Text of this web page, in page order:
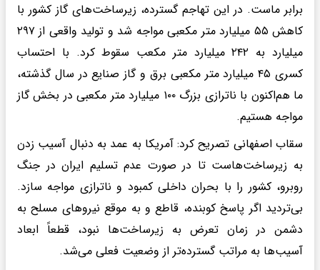
برابر ماست. در این تهاجم گسترده، زیرساخت‌های گاز کشور با
کاهش ۵۵ میلیارد متر مکعبی مواجه شد و تولید واقعی از ۲۹۷
میلیارد به ۲۴۲ میلیارد متر مکعب سقوط کرد. با احتساب
کسری ۴۵ میلیارد متر مکعبی برق و گاز صنایع در سال گذشته،
ما هم‌اکنون با ناترازی بزرگ ۱۰۰ میلیارد متر مکعبی در بخش گاز
مواجه هستیم.
سقاب اصفهانی تصریح کرد: آمریکا به عمد به دنبال آسیب زدن
به زیرساخت‌هاست تا در صورت عدم تسلیم ایران در جنگ
روبرو، کشور را با بحران داخلی کمبود و ناترازی مواجه سازد.
بی‌تردید اگر پاسخ کوبنده، قاطع و به موقع نیروهای مسلح به
دشمن در زمان تعرض به زیرساخت‌ها نبود، قطعاً ابعاد
آسیب‌ها به مراتب گسترده‌تر از وضعیت فعلی می‌شد.